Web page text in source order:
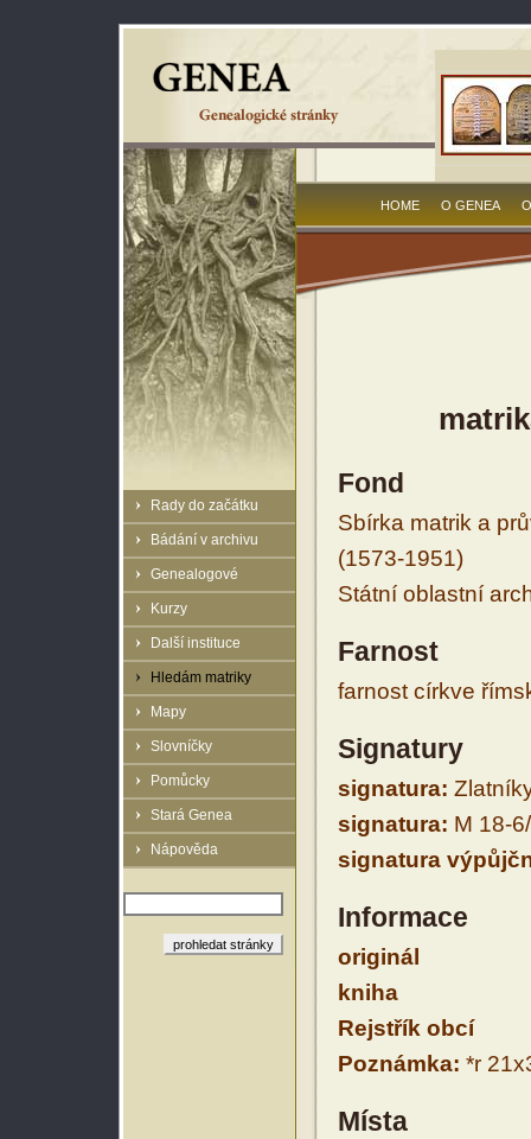
Rady do začátku
Bádání v archivu
Genealogové
Kurzy
Další instituce
Hledám matriky
Mapy
Slovníčky
Pomůcky
Stará Genea
Nápověda
HOME O GENEA
Fond
Sbírka matrik a
(1573-1951)
Státní oblastní
Farnost
farnost církve
Signatury
signatura:
signatura: M 18-
signatura
Informace
originál
kniha
Rejstřík obcí
Poznámka: *r
Místa